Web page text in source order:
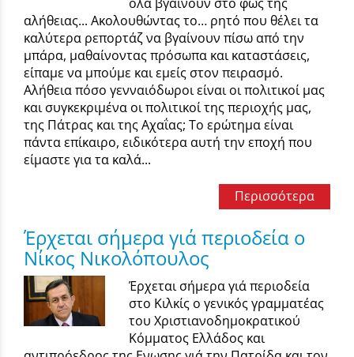
αλήθειας... Ακολουθώντας το… ρητό που θέλει τα
καλύτερα ρεπορτάζ να βγαίνουν πίσω από την
μπάρα, μαθαίνοντας πρόσωπα και καταστάσεις,
είπαμε να μπούμε και εμείς στον πειρασμό.
Αλήθεια πόσο γενναιόδωροι είναι οι πολιτικοί μας
και συγκεκριμένα οι πολιτικοί της περιοχής μας,
της Πάτρας και της Αχαΐας; Το ερώτημα είναι
πάντα επίκαιρο, ειδικότερα αυτή την εποχή που
είμαστε για τα καλά...
Περισσότερα
Έρχεται σήμερα γιά περιοδεία ο
Νίκος Νικολόπουλος
Έρχεται σήμερα γιά περιοδεία
στο Κιλκίς ο γενικός γραμματέας
του Χριστιανοδημοκρατικού
Κόμματος Ελλάδος και